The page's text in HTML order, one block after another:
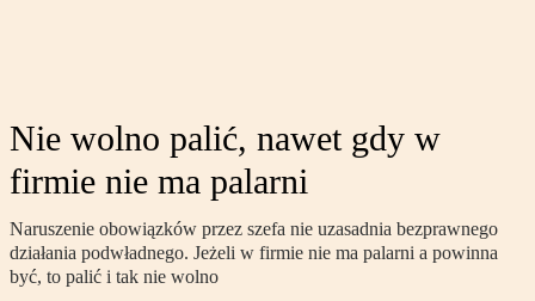
Nie wolno palić, nawet gdy w
firmie nie ma palarni
Naruszenie obowiązków przez szefa nie uzasadnia bezprawnego
działania podwładnego. Jeżeli w firmie nie ma palarni a powinna
być, to palić i tak nie wolno